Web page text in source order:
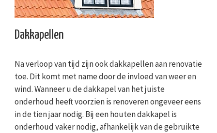
Dakkapellen
Na verloop van tijd zijn ook dakkapellen aan renovatie
toe. Dit komt met name door de invloed van weer en
wind. Wanneer u de dakkapel van het juiste
onderhoud heeft voorzien is renoveren ongeveer eens
in de tien jaar nodig. Bij een houten dakkapel is
onderhoud vaker nodig, afhankelijk van de gebruikte